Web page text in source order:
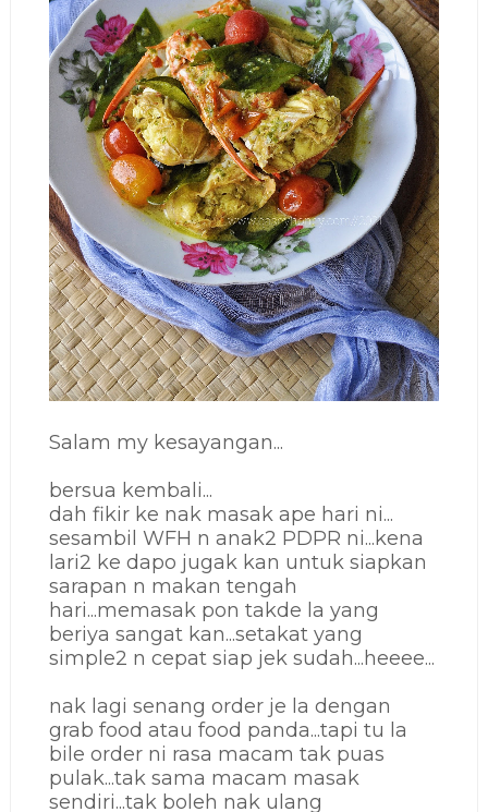
Salam my kesayangan...
bersua kembali...
dah fikir ke nak masak ape hari ni...
sesambil WFH n anak2 PDPR ni...kena
lari2 ke dapo jugak kan untuk siapkan
sarapan n makan tengah
hari...memasak pon takde la yang
beriya sangat kan...setakat yang
simple2 n cepat siap jek sudah...heeee...
nak lagi senang order je la dengan
grab food atau food panda...tapi tu la
bile order ni rasa macam tak puas
pulak...tak sama macam masak
sendiri...tak boleh nak ulang